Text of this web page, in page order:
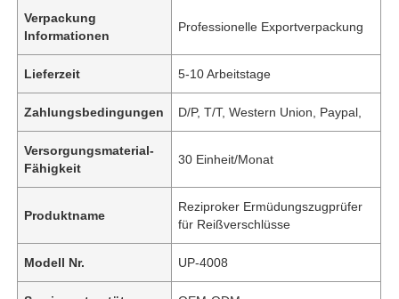
Verpackung
Informationen
Professionelle Exportverpackung
Lieferzeit 5-10 Arbeitstage
Zahlungsbedingungen D/P, T/T, Western Union, Paypal,
Versorgungsmaterial-
Fähigkeit
30 Einheit/Monat
Produktname
Reziproker Ermüdungszugprüfer
für Reißverschlüsse
Modell Nr. UP-4008